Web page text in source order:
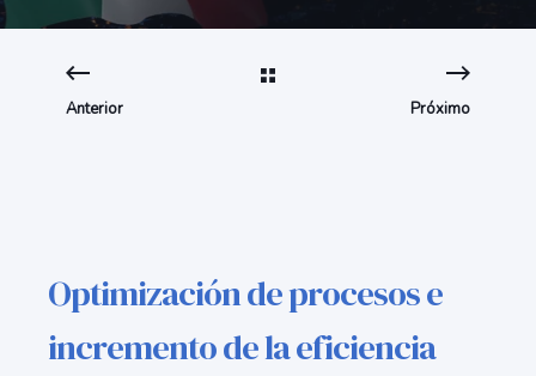
Anterior Próximo
Optimización de procesos e
incremento de la eficiencia